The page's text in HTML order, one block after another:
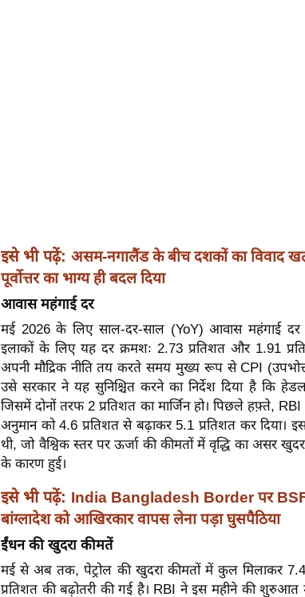
इसे भी पढ़ें: असम-नगालैंड के बीच दशकों का विवाद
पूर्वोत्तर का भाग्य ही बदल दिया
आवास महंगाई दर
मई 2026 के लिए साल-दर-साल (YoY) आवास महंगाई दर
इलाकों के लिए यह दर क्रमशः 2.73 प्रतिशत और 1.91
अपनी मौद्रिक नीति तय करते समय मुख्य रूप से CPI
उसे सरकार ने यह सुनिश्चित करने का निर्देश दिया है कि
जिसमें दोनों तरफ 2 प्रतिशत का मार्जिन हो। पिछले हफ़्ते,
अनुमान को 4.6 प्रतिशत से बढ़ाकर 5.1 प्रतिशत कर दिया।
थी, जो वैश्विक स्तर पर ऊर्जा की कीमतों में वृद्धि का असर
के कारण हुई।
इसे भी पढ़ें: India Bangladesh Border पर
बांग्लादेश को आखिरकार वापस लेना पड़ा घुसपैठिया
ईंधन की खुदरा कीमतें
मई से अब तक, पेट्रोल की खुदरा कीमतों में कुल मिलाकर
प्रतिशत की बढ़ोतरी की गई है। RBI ने इस महीने की शुरुआत